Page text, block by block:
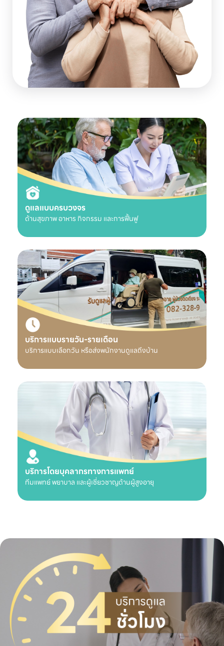
ดูแลแบบครบวงจร
ด้านสุขภาพ อาหาร กิจกรรม และการฟื้นฟู
บริการแบบรายวัน-รายเดือน
บริการแบบเลือกวัน หรือส่งพนักงานดูแลถึงบ้าน
บริการโดยบุคลากรทางการแพทย์
ทีมแพทย์ พยาบาล และผู้เชี่ยวชาญด้านผู้สูงอายุ